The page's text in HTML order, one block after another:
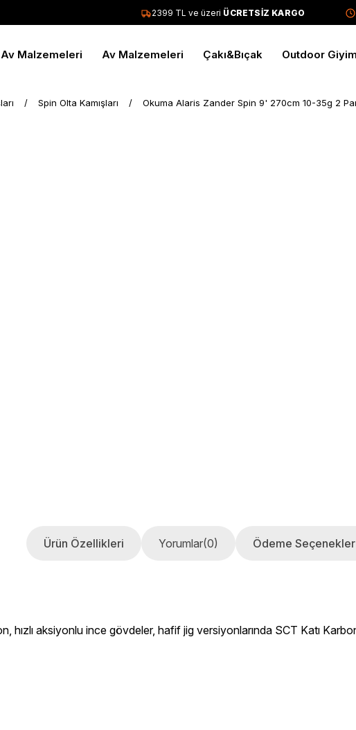
2399 TL ve üzeriÜCRETSİZ KARGO
Av Malzemeleri Av Malzemeleri Çakı&Bıçak Outdoor
Spin Olta Kamışları Okuma Alaris Zander Spin 9' 270cm 10-35g 2
Ürün Özellikleri Yorumlar(0) Ödeme
hızlı aksiyonlu ince gövdeler, hafif jig versiyonlarında SCT Katı Karbon